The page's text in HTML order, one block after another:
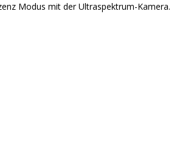
Modus mit der Ultraspektrum-Kamera.